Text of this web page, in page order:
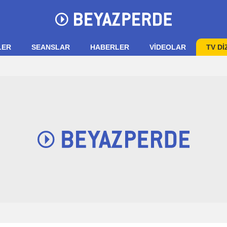
SEANSLAR HABERLER VIDEOLAR TV